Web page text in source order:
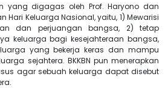
yang digagas oleh Prof. Haryono dan
Keluarga Nasional, yaitu, 1) Mewarisi
dan perjuangan bangsa, 2) tetap
keluarga bagi kesejahteraan bangsa,
yang bekerja keras dan mampu
sejahtera. BKKBN pun menerapkan
agar sebuah keluarga dapat disebut